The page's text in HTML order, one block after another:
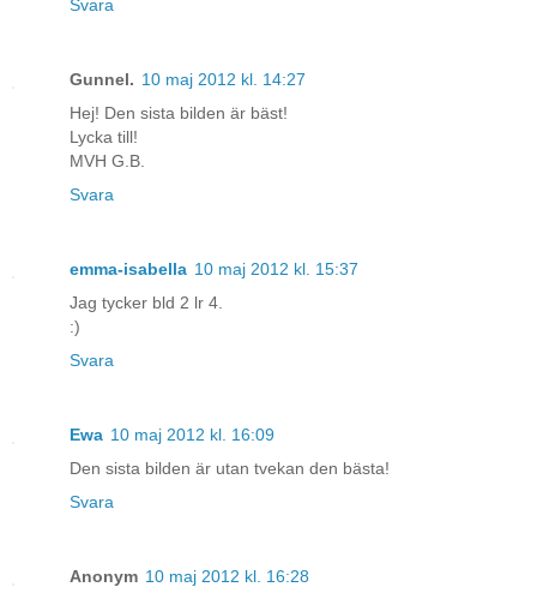
Svara
Gunnel. 10 maj 2012 kl. 14:27
Hej! Den sista bilden är bäst!
Lycka till!
MVH G.B.
Svara
emma-isabella 10 maj 2012 kl. 15:37
Jag tycker bld 2 lr 4.
:)
Svara
Ewa 10 maj 2012 kl. 16:09
Den sista bilden är utan tvekan den bästa!
Svara
Anonym 10 maj 2012 kl. 16:28